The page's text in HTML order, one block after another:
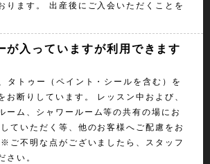
ります。 出産後にご入会いただくことを
が入っていますが利用できます
タトゥー（ペイント・シールを含む）を
お断りしています。 レッスン中および、
ーム、シャワールーム等の共有の場にお
ていただく等、他のお客様へご配慮をお
ご不明な点がございましたら、スタッフ
さい。